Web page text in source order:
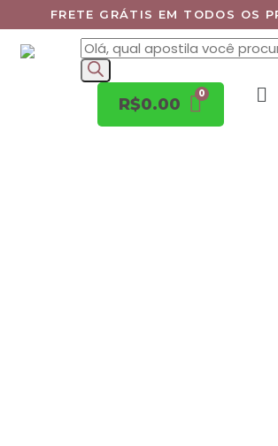
FRETE GRÁTIS EM TODOS OS
R$0.00